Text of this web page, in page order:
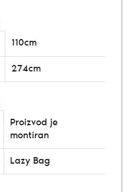
110cm
274cm
Proizvod je
montiran
Lazy Bag